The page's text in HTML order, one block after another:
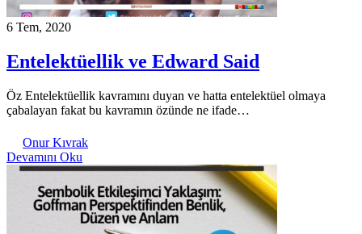
6 Tem, 2020
Entelektüellik ve Edward Said
Öz Entelektüellik kavramını duyan ve hatta entelektüel olmaya
çabalayan fakat bu kavramın özünde ne ifade…
Onur Kıvrak
Devamını Oku